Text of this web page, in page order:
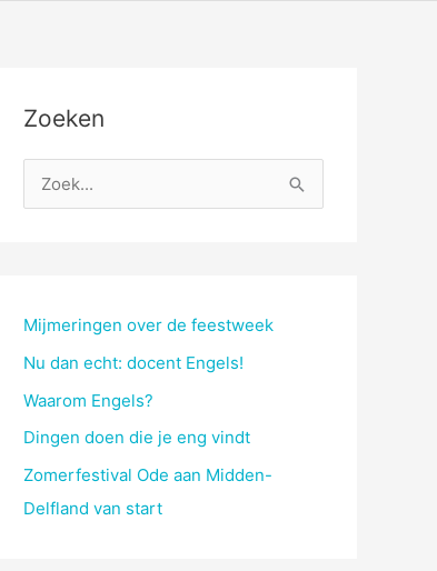
Zoeken
o
a
r
:
Mijmeringen over de feestweek
Nu dan echt: docent Engels!
Waarom Engels?
Dingen doen die je eng vindt
Zomerfestival Ode aan Midden-
Delfland van start